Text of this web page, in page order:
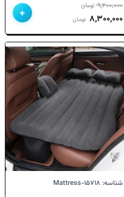
۹,۲۰۰,۰۰۰ تومان
قیمت
اصلی
۹,۲۰۰,۰۰۰ تومان
بود.
۸,۳۰۰,۰۰۰ تومانقیمت
فعلی
۸,۳۰۰,۰۰۰ تومان
است.
+
شناسه: Mattress-۱۵۷۱۸